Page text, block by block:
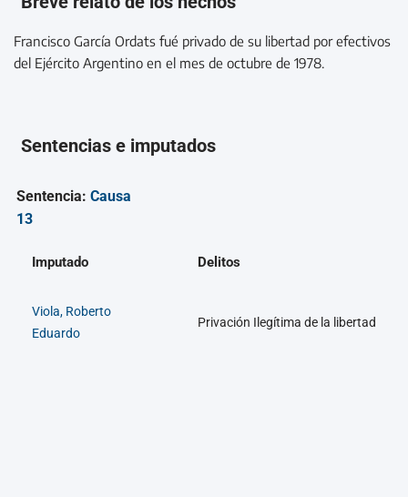
Francisco García Ordats fué privado de su libertad por efectivos
del Ejército Argentino en el mes de octubre de 1978.
Sentencias e imputados
Sentencia: Causa
13
Imputado Delitos
Viola, Roberto
Eduardo
Privación Ilegítima de la libertad